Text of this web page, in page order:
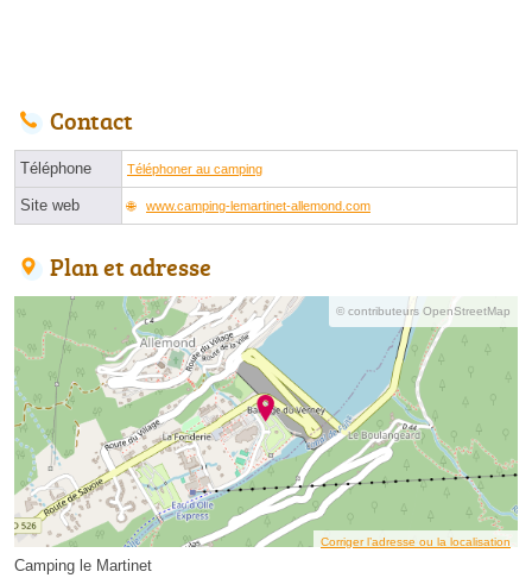
Contact
Téléphone Téléphoner au camping
Site web www.camping-lemartinet-allemond.com
Plan et adresse
© contributeurs OpenStreetMap
Corriger l’adresse ou la localisation
Camping le Martinet